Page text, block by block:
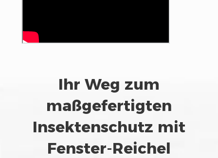
Ihr Weg zum
maßgefertigten
Insektenschutz mit
Fenster-Reichel